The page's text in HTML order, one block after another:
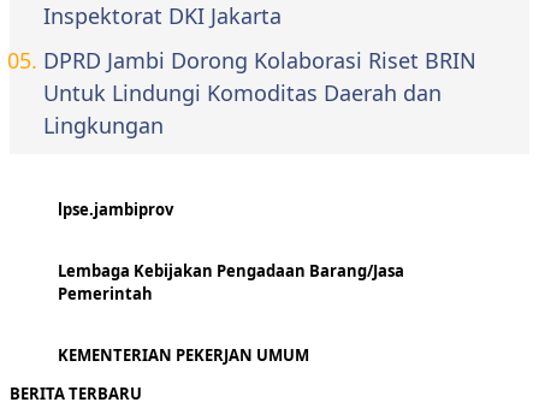
Inspektorat DKI Jakarta
DPRD Jambi Dorong Kolaborasi Riset BRIN
Untuk Lindungi Komoditas Daerah dan
Lingkungan
lpse.jambiprov
Lembaga Kebijakan Pengadaan Barang/Jasa
Pemerintah
KEMENTERIAN PEKERJAN UMUM
BERITA TERBARU